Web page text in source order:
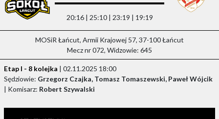
20:16 | 25:10 | 23:19 | 19:19
MOSiR Łańcut, Armii Krajowej 57, 37-100 Łańcut
Mecz nr 072, Widzowie: 645
Etap I - 8 kolejka | 02.11.2025 18:00
Sędziowie: Grzegorz Czajka, Tomasz Tomaszewski, Paweł Wójcik
| Komisarz: Robert Szywalski